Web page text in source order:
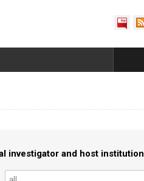
investigator and host institution